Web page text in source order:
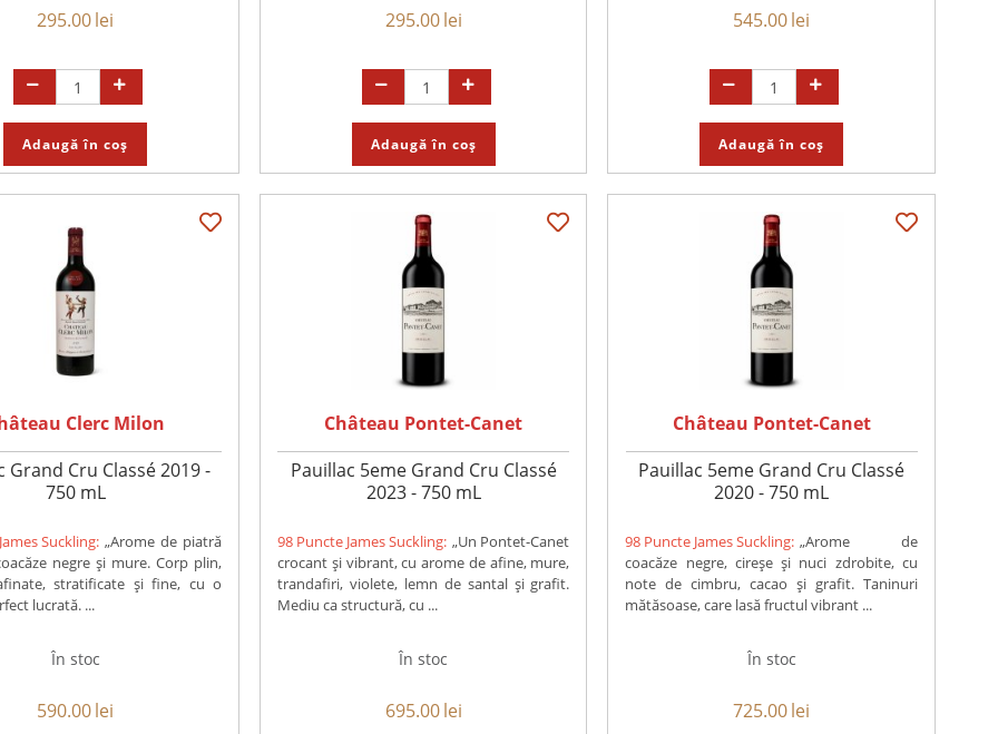
295.00lei
Adaugă în coș
295.00lei
Adaugă în coș
545.00lei
Adaugă în coș
Clerc Milon
Grand Cru Classé 2019 -
750 mL
Suckling: „Arome de piatră
negre și mure. Corp plin,
stratificate și fine, cu o
lucrată. ...
În stoc
590.00lei
Château Pontet-Canet
Pauillac 5eme Grand Cru Classé
2023 - 750 mL
98 Puncte James Suckling: „Un Pontet-Canet
crocant și vibrant, cu arome de afine, mure,
trandafiri, violete, lemn de santal și grafit.
Mediu ca structură, cu ...
În stoc
695.00lei
Château Pontet-Canet
Pauillac 5eme Grand Cru Classé
2020 - 750 mL
98 Puncte James Suckling: „Arome de
coacăze negre, cireșe și nuci zdrobite, cu
note de cimbru, cacao și grafit. Taninuri
mătăsoase, care lasă fructul vibrant ...
În stoc
725.00lei